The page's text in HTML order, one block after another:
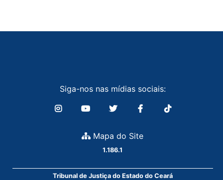
Siga-nos nas mídias sociais:
Mapa do Site
1.186.1
Tribunal de Justiça do Estado do Ceará